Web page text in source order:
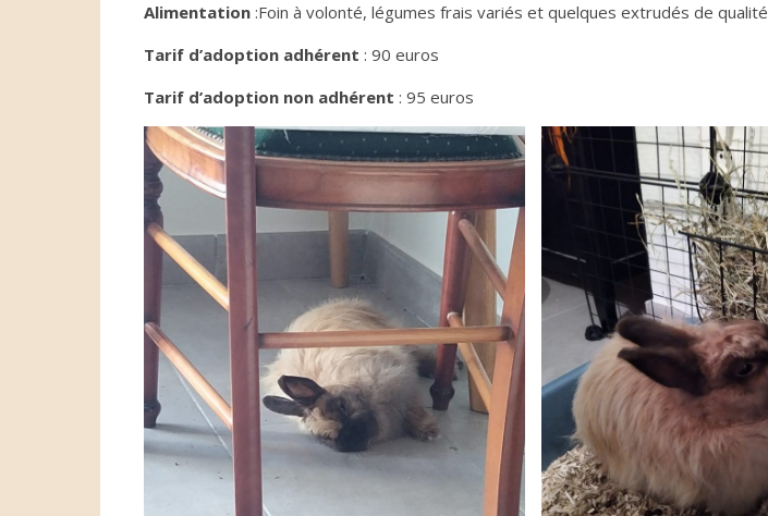
Alimentation :Foin à volonté, légumes frais variés et quelques extrudés de qualité
Tarif d’adoption adhérent : 90 euros
Tarif d’adoption non adhérent : 95 euros